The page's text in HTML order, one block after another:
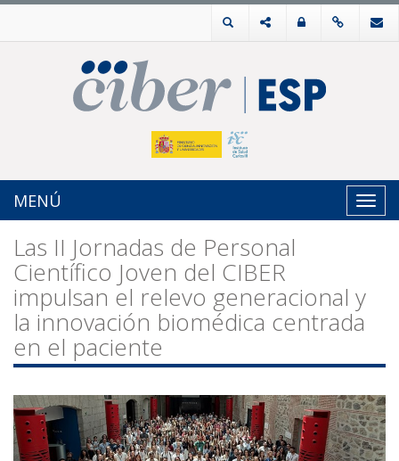
MENÚ
Las II Jornadas de Personal
Científico Joven del CIBER
impulsan el relevo generacional y
la innovación biomédica centrada
en el paciente